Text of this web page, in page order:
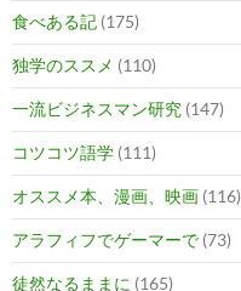
食べある記 (175)
独学のススメ (110)
一流ビジネスマン研究 (147)
コツコツ語学 (111)
オススメ本、漫画、映画 (116)
アラフィフでゲーマーで (73)
徒然なるままに (165)